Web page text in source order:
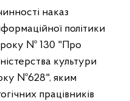
наказ
політики
року № 130 "Про
культури
№628", яким
працівників